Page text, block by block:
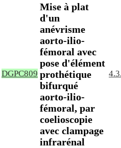
DGPC809
Mise à plat
d'un
anévrisme
aorto-ilio-
fémoral avec
pose d'élément
prothétique
bifurqué
aorto-ilio-
fémoral, par
coelioscopie
avec clampage
infrarénal